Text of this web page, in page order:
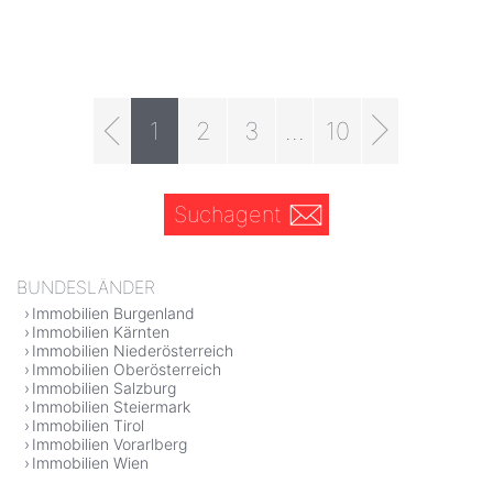
1 2 3 10
Suchagent
BUNDESLÄNDER
Immobilien Burgenland
Immobilien Kärnten
Immobilien Niederösterreich
Immobilien Oberösterreich
Immobilien Salzburg
Immobilien Steiermark
Immobilien Tirol
Immobilien Vorarlberg
Immobilien Wien